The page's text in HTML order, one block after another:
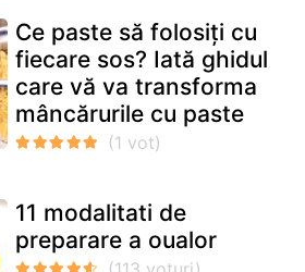
Ce paste să folosiți cu
fiecare sos? Iată ghidul
care vă va transforma
mâncărurile cu paste
11 modalitati de
preparare a oualor